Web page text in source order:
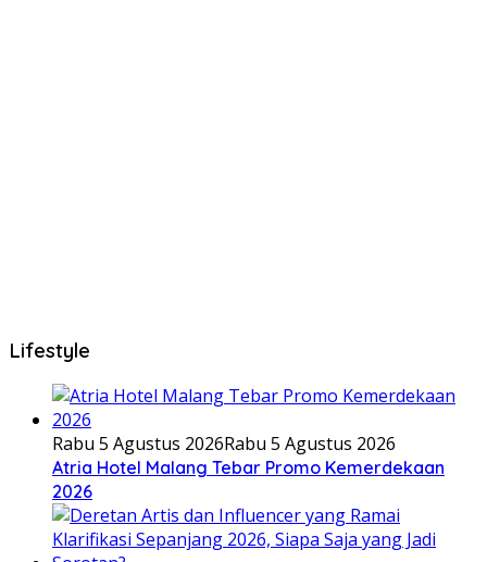
Lifestyle
Rabu 5 Agustus 2026Rabu 5 Agustus 2026
Atria Hotel Malang Tebar Promo Kemerdekaan
2026